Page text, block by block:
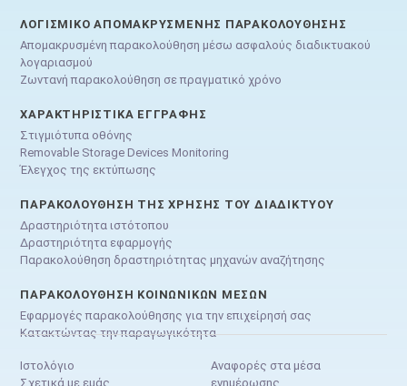
ΛΟΓΙΣΜΙΚΌ ΑΠΟΜΑΚΡΥΣΜΈΝΗΣ ΠΑΡΑΚΟΛΟΎΘΗΣΗΣ
Απομακρυσμένη παρακολούθηση μέσω ασφαλούς διαδικτυακού
λογαριασμού
Ζωντανή παρακολούθηση σε πραγματικό χρόνο
ΧΑΡΑΚΤΗΡΙΣΤΙΚΆ ΕΓΓΡΑΦΉΣ
Στιγμιότυπα οθόνης
Removable Storage Devices Monitoring
Έλεγχος της εκτύπωσης
ΠΑΡΑΚΟΛΟΎΘΗΣΗ ΤΗΣ ΧΡΉΣΗΣ ΤΟΥ ΔΙΑΔΙΚΤΎΟΥ
Δραστηριότητα ιστότοπου
Δραστηριότητα εφαρμογής
Παρακολούθηση δραστηριότητας μηχανών αναζήτησης
ΠΑΡΑΚΟΛΟΎΘΗΣΗ ΚΟΙΝΩΝΙΚΏΝ ΜΈΣΩΝ
Εφαρμογές παρακολούθησης για την επιχείρησή σας
Κατακτώντας την παραγωγικότητα
Ιστολόγιο
Σχετικά με εμάς
Αναφορές στα μέσα
ενημέρωσης